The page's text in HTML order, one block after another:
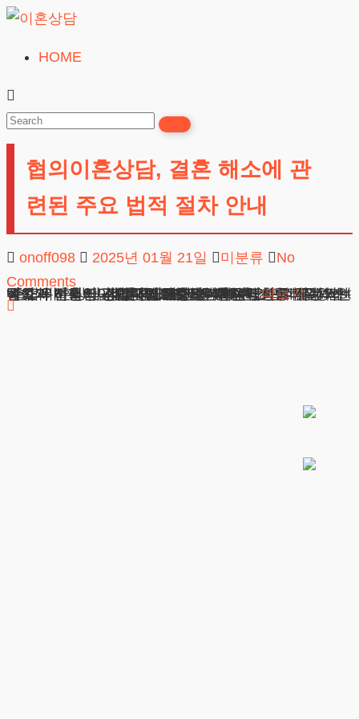
Skip
content
혼
상
담
HOME
협의이혼상담, 결혼 해소에 관
련된 주요 법적 절차 안내
onoff098 2025년 01월 21일 미분류
No
Comments
협의이혼상담, 결혼 해소에 관련된 주요 법적 절차 안내 협의이혼상담비용 변호사입니다. 혼인관계를 정리하고자 하실 때 가장 중요한 것은 합법적이고 체계적인 절차의 진행입니다. 당사자 간 원만한 대화로 진행되는 방식과 법원의 판단이 필요한 방식 중 상황에 맞는 선택이 우선되어야 합니다. 협의이혼상담더보기
상호 : 법무법인 테헤란
사업자 : 589-86-01340
대표자 : 이수학
주소 : 서울시 강남구 테헤란로 420, KT선릉타워West 9층
광고책임변호사 : 이수학